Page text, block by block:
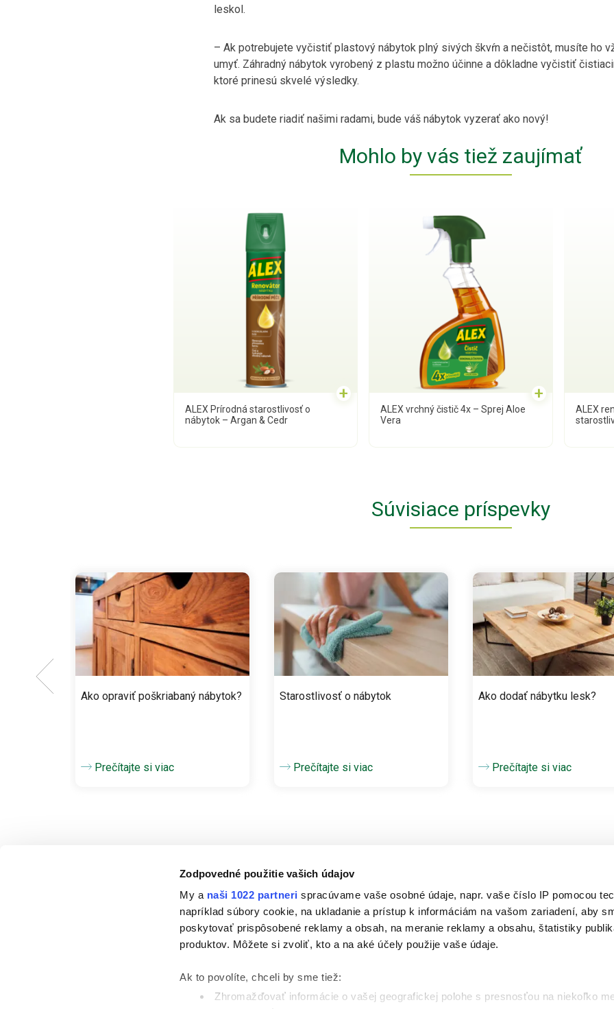
Zodpovedné použitie vašich údajov
My a naši 1022 partneri spracúvame vaše osobné údaje, napr. vaše číslo IP pomocou
napríklad súbory cookie, na ukladanie a prístup k informáciám na vašom zariadení, aby
poskytovať prispôsobené reklamy a obsah, na meranie reklamy a obsahu, štatistiky
produktov. Môžete si zvoliť, kto a na aké účely použije vaše údaje.
Ak to povolíte, chceli by sme tiež:
Zhromažďovať informácie o vašej geografickej polohe s presnosťou na niekoľko
leskol.
– Ak potrebujete vyčistiť plastový nábytok plný sivých škvŕn a nečistôt, musíte ho
umyť. Záhradný nábytok vyrobený z plastu možno účinne a dôkladne vyčistiť
ktoré prinesú skvelé výsledky.
Ak sa budete riadiť našimi radami, bude váš nábytok vyzerať ako nový!
Mohlo by vás tiež zaujímať
+
ALEX Prírodná starostlivosť o
nábytok – Argan & Cedr
+
ALEX vrchný čistič 4x – Sprej Aloe
Vera
ALEX
Súvisiace príspevky
Ako opraviť poškriabaný nábytok?
Prečítajte si viac
Starostlivosť o nábytok
Prečítajte si viac
Ako dodať nábytku lesk?
Prečítajte si viac
ALEX
Udržateľnosť
Výrobky
Drevené podlahy
Ostatné podlahy